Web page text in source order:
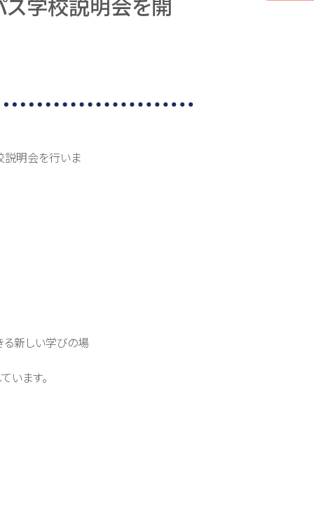
説明会を行いま
新しい学びの場
います。